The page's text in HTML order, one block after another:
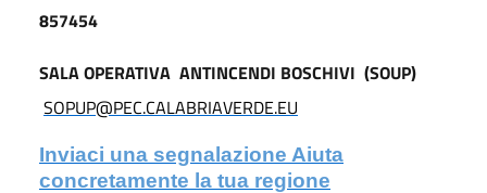
857454
SALA OPERATIVA ANTINCENDI BOSCHIVI (SOUP)
SOPUP@PEC.CALABRIAVERDE.EU
Inviaci una segnalazione Aiuta
concretamente la tua regione